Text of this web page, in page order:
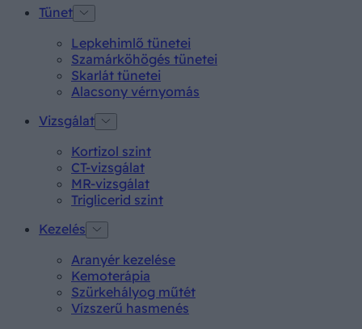
Tünet
Lepkehimlő tünetei
Szamárköhögés tünetei
Skarlát tünetei
Alacsony vérnyomás
Vizsgálat
Kortizol szint
CT-vizsgálat
MR-vizsgálat
Triglicerid szint
Kezelés
Aranyér kezelése
Kemoterápia
Szürkehályog műtét
Vízszerű hasmenés